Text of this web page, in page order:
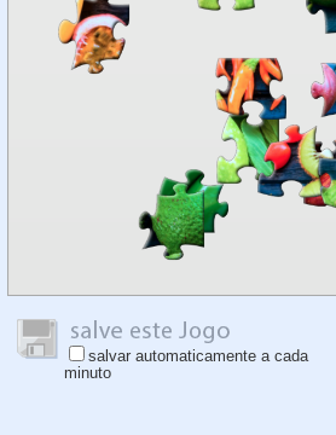
salvar automaticamente a cada
minuto